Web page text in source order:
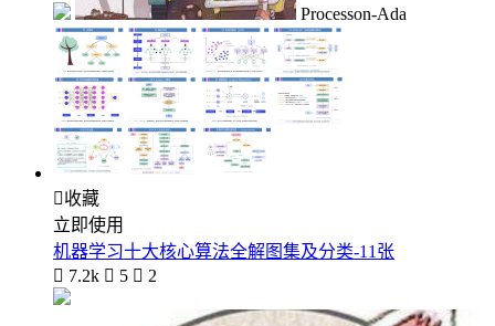
Processon-Ada
收藏
立即使用
机器学习十大核心算法全解图集及分类-11张
 7.2k  5  2